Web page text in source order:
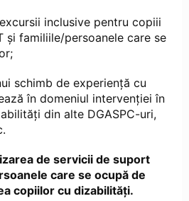
inclusive pentru copiii
și familiile/persoanele care se
schimb de experiență cu
în domeniul intervenției în
din alte DGASPC-uri,
de servicii de suport
care se ocupă de
copiilor cu dizabilități.